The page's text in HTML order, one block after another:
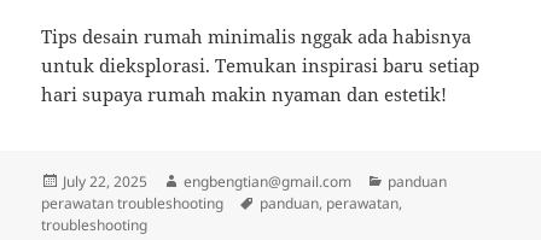
Tips desain rumah minimalis nggak ada habisnya
untuk dieksplorasi. Temukan inspirasi baru setiap
hari supaya rumah makin nyaman dan estetik!
Posted
on
July 22, 2025 Author
engbengtian@gmail.com Categories
panduan
perawatan troubleshooting
Tags
panduan, perawatan,
troubleshooting